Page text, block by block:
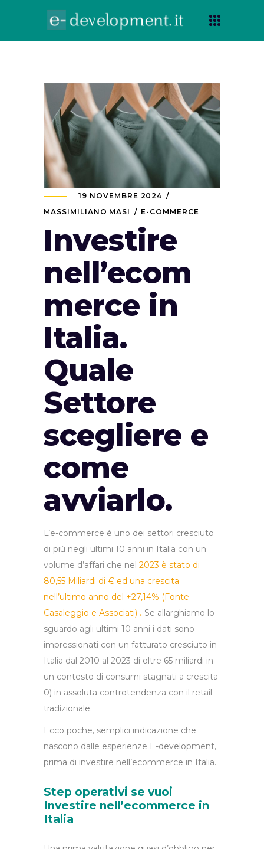
19 NOVEMBRE 2024
MASSIMILIANO MASI
E-COMMERCE
Investire
nell’ecom
merce in
Italia.
Quale
Settore
scegliere e
come
avviarlo.
L’e-commerce è uno dei settori cresciuto
di più negli ultimi 10 anni in Italia con un
volume d’affari che nel 2023 è stato di
80,55 Miliardi di € ed una crescita
nell’ultimo anno del +27,14% (Fonte
Casaleggio e Associati) . Se allarghiamo lo
sguardo agli ultimi 10 anni i dati sono
impressionati con un fatturato cresciuto in
Italia dal 2010 al 2023 di oltre 65 miliardi in
un contesto di consumi stagnati a crescita
0) in assoluta controtendenza con il retail
tradizionale.
Ecco poche, semplici indicazione che
nascono dalle esperienze E-development,
prima di investire nell’ecommerce in Italia.
Step operativi se vuoi
Investire nell’ecommerce in
Italia